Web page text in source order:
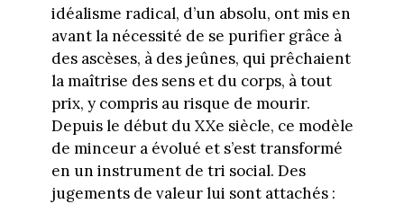
idéalisme radical, d’un absolu, ont mis en
avant la nécessité de se purifier grâce à
des ascèses, à des jeûnes, qui prêchaient
la maîtrise des sens et du corps, à tout
prix, y compris au risque de mourir.
Depuis le début du XXe siècle, ce modèle
de minceur a évolué et s’est transformé
en un instrument de tri social. Des
jugements de valeur lui sont attachés :